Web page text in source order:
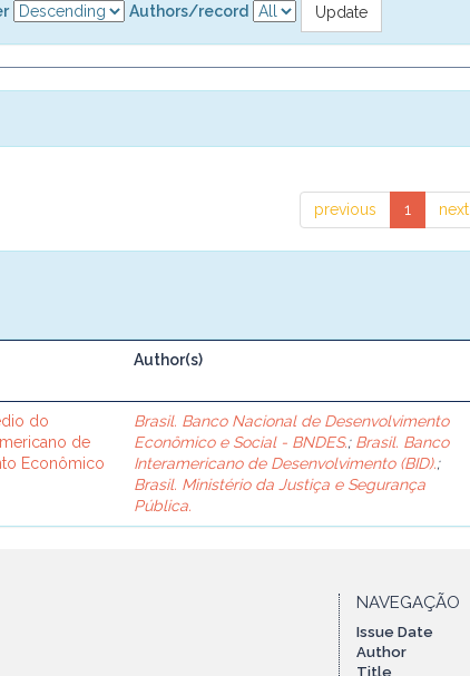
Authors/record
previous 1 next
Author(s)
do
de
Econômico
Brasil. Banco Nacional de Desenvolvimento
Econômico e Social - BNDES.; Brasil. Banco
Interamericano de Desenvolvimento (BID).;
Brasil. Ministério da Justiça e Segurança
Pública.
NAVEGAÇÃO
Issue Date
Author
Title